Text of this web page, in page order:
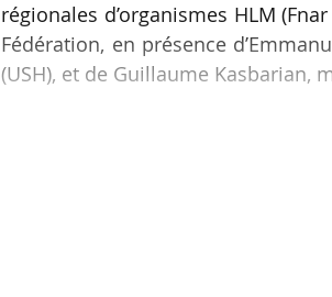
régionales d’organismes HLM
Fédération, en présence
(USH), et de Guillaume Kasbarian,